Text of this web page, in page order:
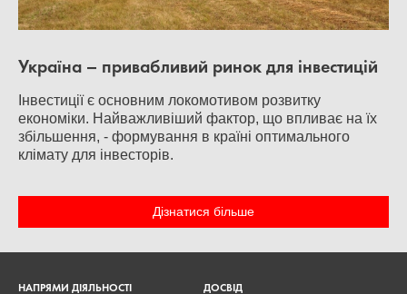
Україна – привабливий ринок для інвестицій
Інвестиції є основним локомотивом розвитку
економіки. Найважливіший фактор, що впливає на їх
збільшення, - формування в країні оптимального
клімату для інвесторів.
Дізнатися більше
НАПРЯМИ ДІЯЛЬНОСТІ ДОСВІД